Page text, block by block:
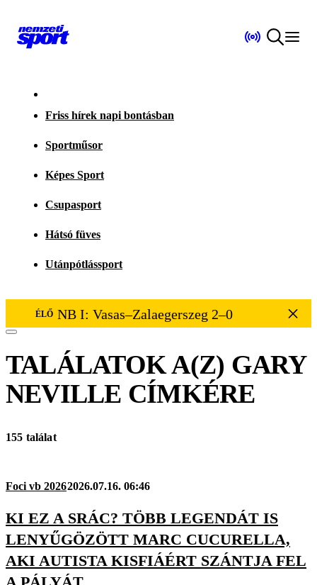
Friss hírek napi bontásban
Sportműsor
Képes Sport
Csupasport
Hátsó füves
Utánpótlássport
ÉLŐ NB I: Vasas–Zalaegerszeg 2–0
TALÁLATOK A(Z) GARY
NEVILLE CÍMKÉRE
155 találat
Foci vb 20262026.07.16. 06:46
KI EZ A SRÁC? TÖBB LEGENDÁT IS
LENYŰGÖZÖTT MARC CUCURELLA,
AKI AUTISTA KISFIÁÉRT SZÁNTJA FEL